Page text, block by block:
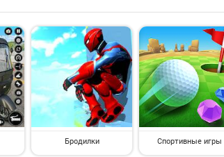
Бродилки Спортивные игры